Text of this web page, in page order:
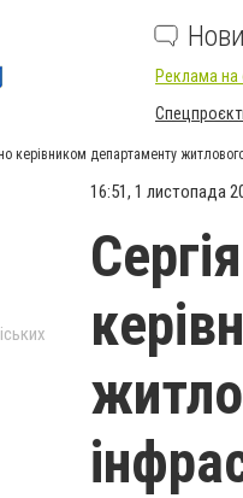
Реклама на
керівником департаменту
16:51, 1 листопада